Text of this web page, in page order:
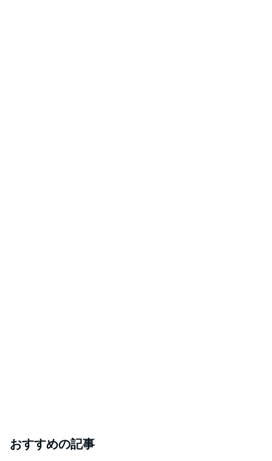
おすすめの記事